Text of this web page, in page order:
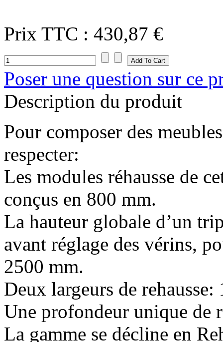
Prix ​​TTC : 430,87 €
Poser une question sur ce
Description du produit
Pour composer des
respecter:
Les modules réhausse de
conçus en 800 mm.
La hauteur globale d’un
avant réglage des vérins,
2500 mm.
Deux largeurs de
Une profondeur unique de
La gamme se décline en